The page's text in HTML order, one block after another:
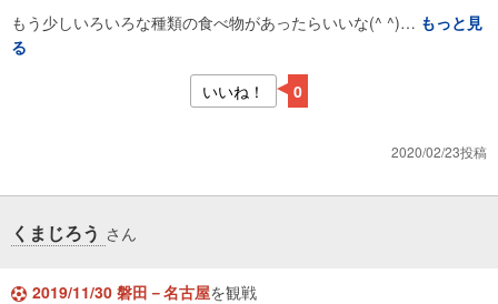
もう少しいろいろな種類の食べ物があったらいいな(^ ^)… もっと見
る
いいね！
0
2020/02/23投稿
くまじろう さん
2019/11/30 磐田－名古屋を観戦